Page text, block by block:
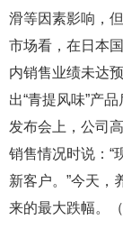
滑等因素影响，
市场看，在日本
内销售业绩未达
出“青提风味”产
发布会上，公司
销售情况时说：“
新客户。”今天，
来的最大跌幅。